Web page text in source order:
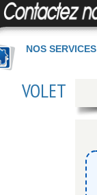
NOS SERVICES